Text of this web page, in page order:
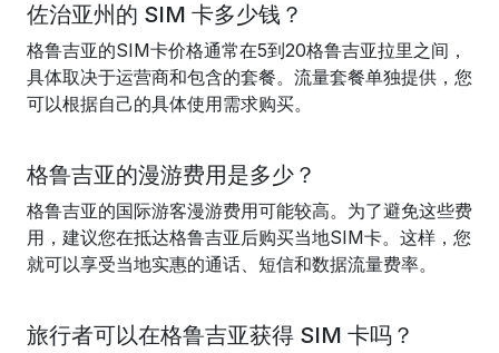
佐治亚州的 SIM 卡多少钱？
格鲁吉亚的SIM卡价格通常在5到20格鲁吉亚拉里之间，
具体取决于运营商和包含的套餐。流量套餐单独提供，您
可以根据自己的具体使用需求购买。
格鲁吉亚的漫游费用是多少？
格鲁吉亚的国际游客漫游费用可能较高。为了避免这些费
用，建议您在抵达格鲁吉亚后购买当地SIM卡。这样，您
就可以享受当地实惠的通话、短信和数据流量费率。
旅行者可以在格鲁吉亚获得 SIM 卡吗？